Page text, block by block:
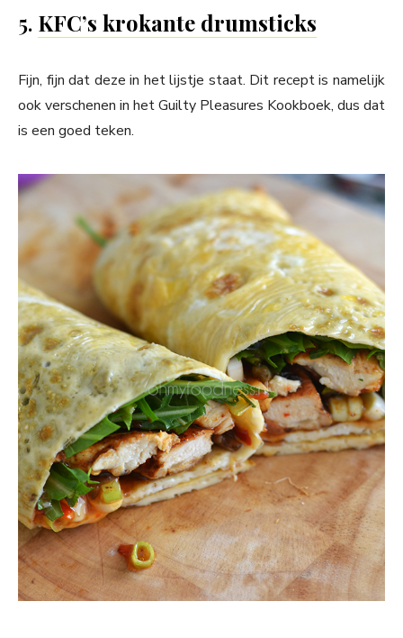
5. KFC’s krokante drumsticks
Fijn, fijn dat deze in het lijstje staat. Dit recept is namelijk
ook verschenen in het Guilty Pleasures Kookboek, dus dat
is een goed teken.